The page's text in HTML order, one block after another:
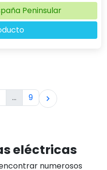
Peninsular
… 9 
eléctricas
numerosos